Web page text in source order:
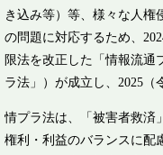
き込み等）等、様々な人権
の問題に対応するため、
限法を改正した「情報流通
ラ法」）が成立し、2025（
情プラ法は、「被害者救済
権利・利益のバランスに配